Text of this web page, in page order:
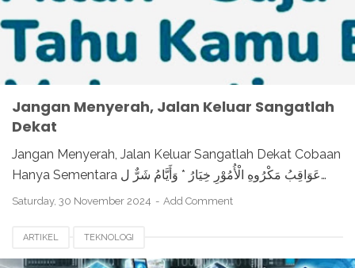
Jangan Menyerah, Jalan Keluar Sangatlah
Dekat
Jangan Menyerah, Jalan Keluar Sangatlah Dekat Cobaan
Hanya Sementara عَوَاقِبُ مَكْرُوهِ الْأُمُوْرِ خِيَارُ * وَأَيَّامُ شَرٌّ ل…
Saturday, 30 November 2024 Add Comment
ARTIKEL TEKNOLOGI